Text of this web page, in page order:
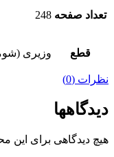
تعداد صفحه 248
قطع وزیری
نظرات (0)
دیدگاهها
هیچ دیدگاهی برای